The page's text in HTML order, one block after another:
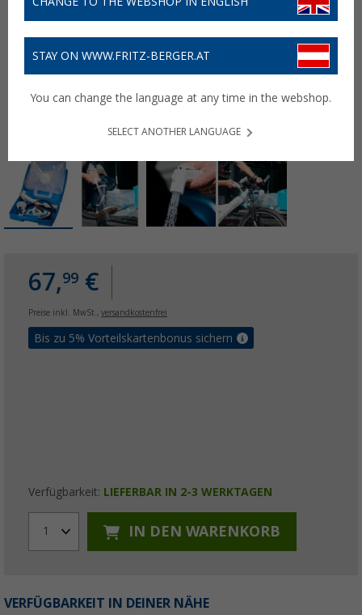
67,99 €
Preise inkl. MwSt., versandkostenfrei
Bis zu 5% Vorteilskartenbonus sichern
Verfügbarkeit: LIEFERBAR IN 2-3 WERKTAGEN
1 IN DEN WARENKORB
VERFÜGBARKEIT IN DEINER NÄHE
STAY ON WWW.FRITZ-BERGER.AT
You can change the language at any time in the webshop.
SELECT ANOTHER LANGUAGE